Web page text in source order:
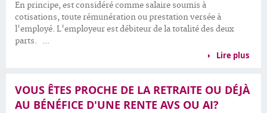
En principe, est considéré comme salaire soumis à
cotisations, toute rémunération ou prestation versée à
l'employé. L'employeur est débiteur de la totalité des deux
parts. ...
Lire plus
VOUS ÊTES PROCHE DE LA RETRAITE OU DÉJÀ
AU BÉNÉFICE D'UNE RENTE AVS OU AI?